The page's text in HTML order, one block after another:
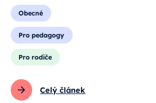
Obecné
Pro pedagogy
Pro rodiče
Celý článek